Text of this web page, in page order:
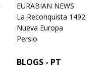
EURABIAN NEWS
La Reconquista 1492
Nueva Europa
Persio
BLOGS - PT